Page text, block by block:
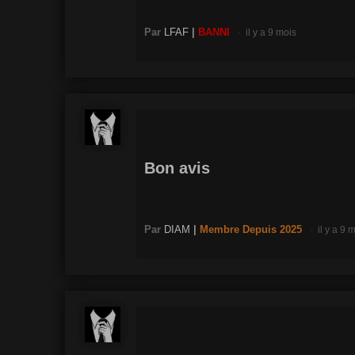
Par LFAF BANNI il y a 9 mois
Bon avis
Par DIAM Membre Depuis 2025 il y a 9